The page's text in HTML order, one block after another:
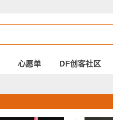
心愿单 DF创客社区